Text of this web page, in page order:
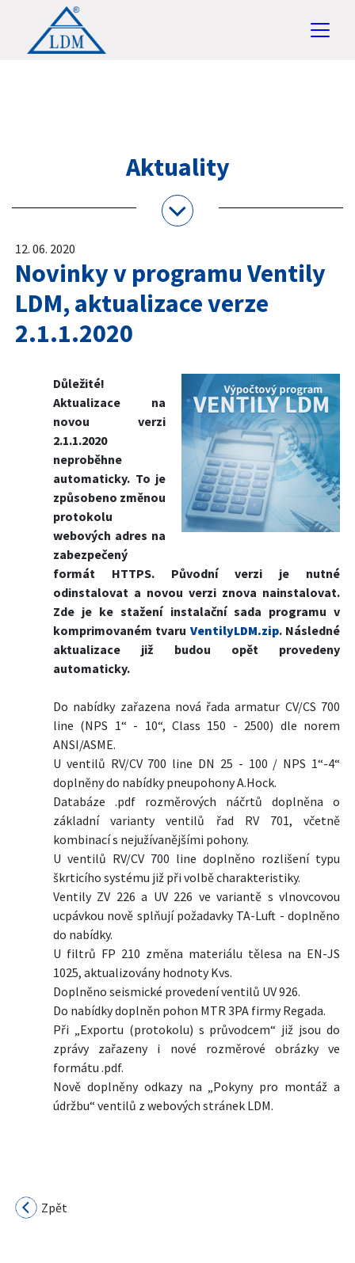
Aktuality
12. 06. 2020
Novinky v programu Ventily
LDM, aktualizace verze
2.1.1.2020
Důležité!
Aktualizace na
novou verzi
2.1.1.2020
neproběhne
automaticky. To je
způsobeno změnou
protokolu
webových adres na
zabezpečený
formát HTTPS. Původní verzi je nutné
odinstalovat a novou verzi znova nainstalovat.
Zde je ke stažení instalační sada programu v
komprimovaném tvaru VentilyLDM.zip. Následné
aktualizace již budou opět provedeny
automaticky.
Do nabídky zařazena nová řada armatur CV/CS 700
line (NPS 1“ - 10“, Class 150 - 2500) dle norem
ANSI/ASME.
U ventilů RV/CV 700 line DN 25 - 100 / NPS 1“-4“
doplněny do nabídky pneupohony A.Hock.
Databáze .pdf rozměrových náčrtů doplněna o
základní varianty ventilů řad RV 701, včetně
kombinací s nejužívanějšími pohony.
U ventilů RV/CV 700 line doplněno rozlišení typu
škrticího systému již při volbě charakteristiky.
Ventily ZV 226 a UV 226 ve variantě s vlnovcovou
ucpávkou nově splňují požadavky TA-Luft - doplněno
do nabídky.
U filtrů FP 210 změna materiálu tělesa na EN-JS
1025, aktualizovány hodnoty Kvs.
Doplněno seismické provedení ventilů UV 926.
Do nabídky doplněn pohon MTR 3PA firmy Regada.
Při „Exportu (protokolu) s průvodcem“ již jsou do
zprávy zařazeny i nové rozměrové obrázky ve
formátu .pdf.
Nově doplněny odkazy na „Pokyny pro montáž a
údržbu“ ventilů z webových stránek LDM.
Zpět